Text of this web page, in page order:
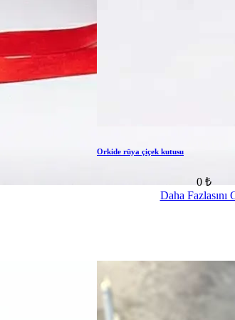
Orkide rüya çiçek kutusu
0 ₺
Daha Fazlasını